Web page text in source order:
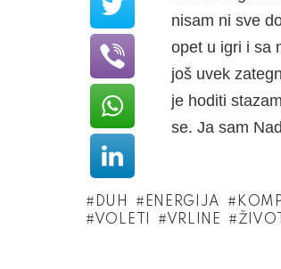
nisam ni sve
opet u igri i sa
još uvek
je hoditi
se. Ja sam
DUH ENERGIJA
VOLETI
VRLINE ŽIVOT